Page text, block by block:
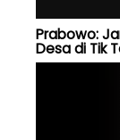
Prabowo:
Desa di Tik